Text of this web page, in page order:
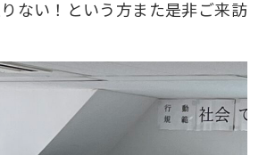
ない！という方また是非ご来訪